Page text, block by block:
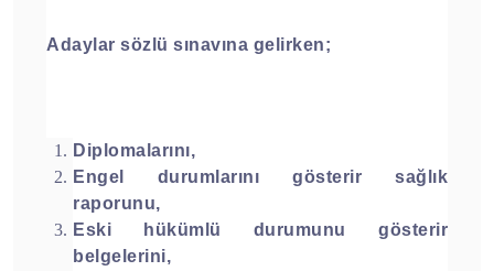
Adaylar sözlü sınavına gelirken;
Diplomalarını,
Engel durumlarını gösterir sağlık
raporunu,
Eski hükümlü durumunu gösterir
belgelerini,